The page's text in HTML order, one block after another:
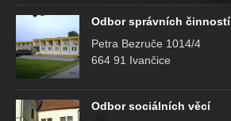
Odbor správních činností
Petra Bezruče 1014/4
664 91 Ivančice
Odbor sociálních věcí